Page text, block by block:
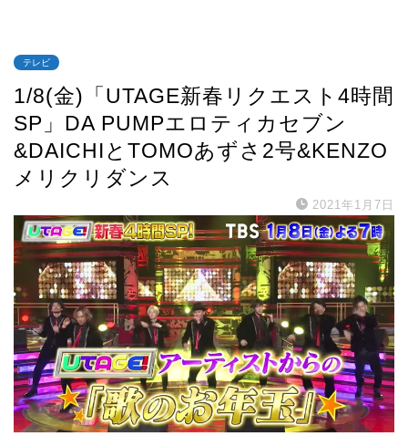
テレビ
1/8(金)「UTAGE新春リクエスト4時間
SP」DA PUMPエロティカセブン
&DAICHIとTOMOあずさ2号&KENZO
メリクリダンス
2021年1月7日